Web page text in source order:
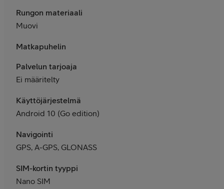
Rungon materiaali
Muovi
Matkapuhelin
Palvelun tarjoaja
Ei määritelty
Käyttöjärjestelmä
Android 10 (Go edition)
Navigointi
GPS, A-GPS, GLONASS
SIM-kortin tyyppi
Nano SIM